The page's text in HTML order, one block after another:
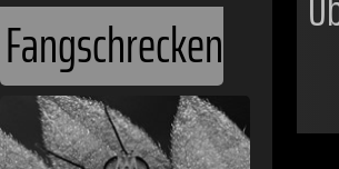
Fangschrecken